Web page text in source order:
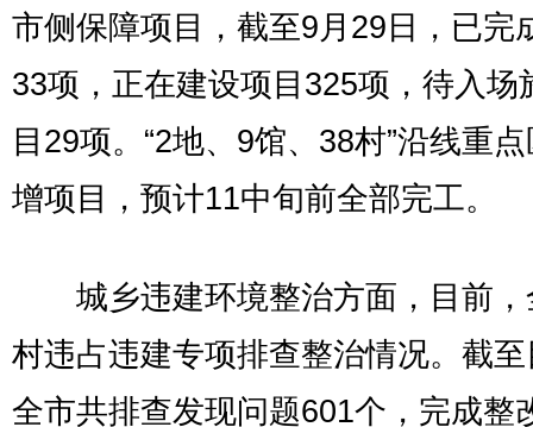
市侧保障项目，截至9月29日，已完
33项，正在建设项目325项，待入场
目29项。“2地、9馆、38村”沿线重
增项目，预计11中旬前全部完工。
城乡违建环境整治方面，目前，
村违占违建专项排查整治情况。截
全市共排查发现问题601个，完成整